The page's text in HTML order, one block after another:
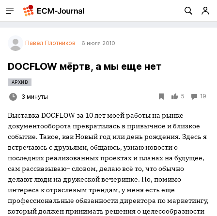
Павел Плотников 6 июля 2010
DOCFLOW мёртв, а мы еще нет
АРХИВ
3 минуты 5 19
Выставка DOCFLOWза 10 лет моей работы на рынке
документооборота превратилась в привычное и близкое
событие. Такое, как Новый год или день рождения. Здесь я
встречаюсь с друзьями, общаюсь, узнаю новости о
последних реализованных проектах и планах на будущее,
сам рассказываю– словом, делаю всё то, что обычно
делают люди на дружеской вечеринке. Но, помимо
интереса к отраслевым трендам, у меня есть еще
профессиональные обязанности директора по маркетингу,
который должен принимать решения о целесообразности